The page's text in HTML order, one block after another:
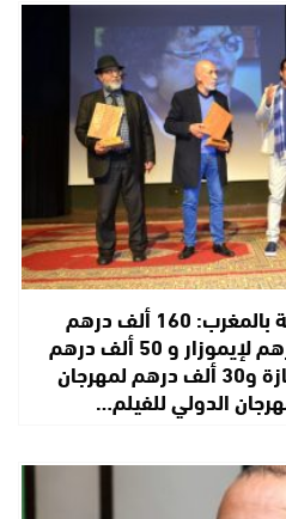
دعم المهرجانات السينمائية بالمغرب: 160 ألف درهم
لمهرجان فاس و80 ألف درهم لإيموزار و 50 ألف درهم
لمهرجان سينما المقهى بتازة و30 ألف درهم لمهرجان